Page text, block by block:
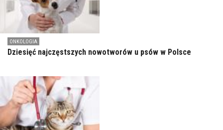
ONKOLOGIA
Dziesięć najczęstszych nowotworów u psów w Polsce